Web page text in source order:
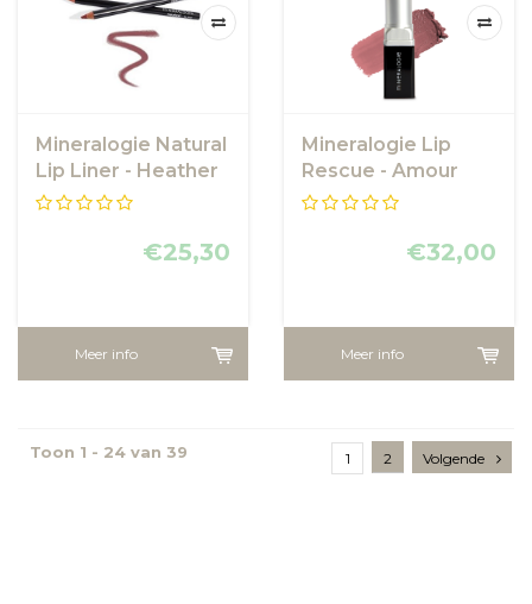
Mineralogie Natural
Lip Liner - Heather
Pink
€25,30
Meer info
Mineralogie Lip
Rescue - Amour
€32,00
Meer info
Toon 1 - 24 van 39 1 2 Volgende